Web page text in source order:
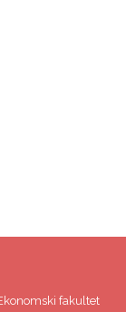
fakultet